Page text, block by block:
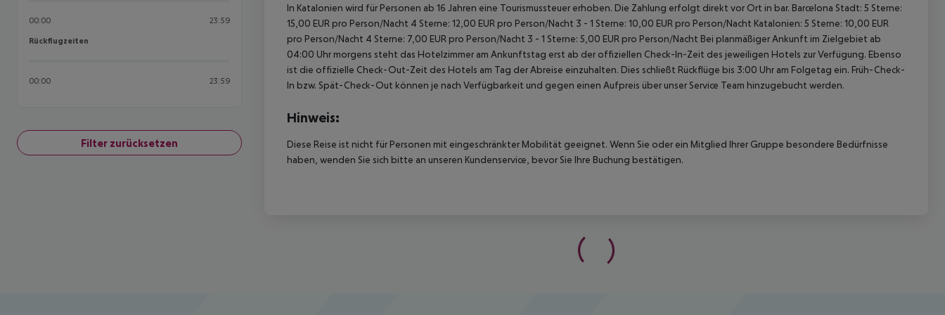
00:00 23:59
Rückflugzeiten
Rückflugzeiten
00:00 23:59
Filter zurücksetzen
In Katalonien wird für Personen ab 16 Jahren eine Tourismussteuer erhoben. Die Zahlung erfolgt direkt vor Ort in bar. Barcelona Stadt: 5 Sterne:
15,00 EUR pro Person/Nacht 4 Sterne: 12,00 EUR pro Person/Nacht 3 - 1 Sterne: 10,00 EUR pro Person/Nacht Katalonien: 5 Sterne: 10,00 EUR
pro Person/Nacht 4 Sterne: 7,00 EUR pro Person/Nacht 3 - 1 Sterne: 5,00 EUR pro Person/Nacht Bei planmäßiger Ankunft im Zielgebiet ab
04:00 Uhr morgens steht das Hotelzimmer am Ankunftstag erst ab der offiziellen Check-In-Zeit des jeweiligen Hotels zur Verfügung. Ebenso
ist die offizielle Check-Out-Zeit des Hotels am Tag der Abreise einzuhalten. Dies schließt Rückflüge bis 3:00 Uhr am Folgetag ein. Früh-Check-
In bzw. Spät-Check-Out können je nach Verfügbarkeit und gegen einen Aufpreis über unser Service Team hinzugebucht werden.
Hinweis:
Diese Reise ist nicht für Personen mit eingeschränkter Mobilität geeignet. Wenn Sie oder ein Mitglied Ihrer Gruppe besondere Bedürfnisse
haben, wenden Sie sich bitte an unseren Kundenservice, bevor Sie Ihre Buchung bestätigen.